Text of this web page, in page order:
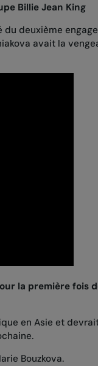
Billie Jean King
du deuxième
avait la
la première fois
en Asie et
Bouzkova.